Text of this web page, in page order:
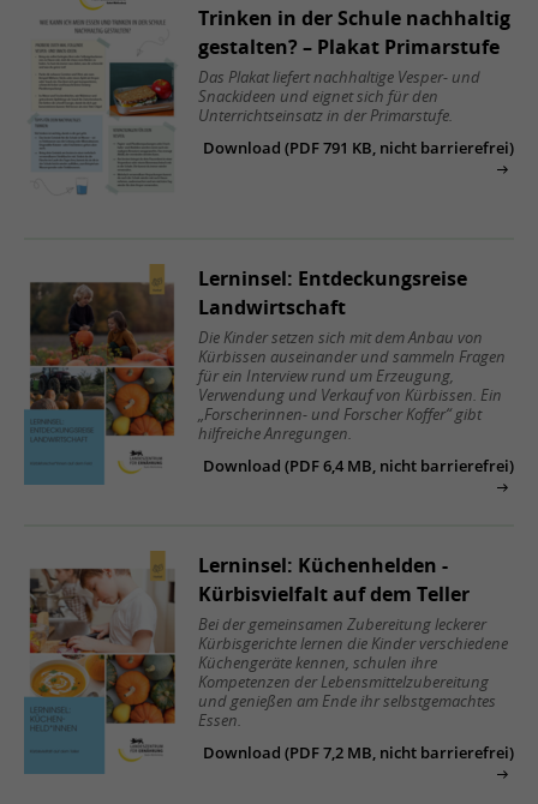
Trin­ken in der Schule nach­haltig
ge­stal­ten? – Plakat Pri­mar­stu­fe
Das Plakat liefert nachhaltige Vesper- und
Snackideen und eignet sich für den
Unterrichtseinsatz in der Primarstufe.
Download (PDF 791 KB, nicht barrierefrei)
Lerninsel: Entdeckungsreise
Landwirtschaft
Die Kinder setzen sich mit dem Anbau von
Kürbissen auseinander und sammeln Fragen
für ein Interview rund um Erzeugung,
Verwendung und Verkauf von Kürbissen. Ein
„Forscherinnen- und Forscher Koffer“ gibt
hilfreiche Anregungen.
Download (PDF 6,4 MB, nicht barrierefrei)
Lerninsel: Küchenhelden -
Kürbisvielfalt auf dem Teller
Bei der gemeinsamen Zubereitung leckerer
Kürbisgerichte lernen die Kinder verschiedene
Küchengeräte kennen, schulen ihre
Kompetenzen der Lebensmittelzubereitung
und genießen am Ende ihr selbstgemachtes
Essen.
Download (PDF 7,2 MB, nicht barrierefrei)